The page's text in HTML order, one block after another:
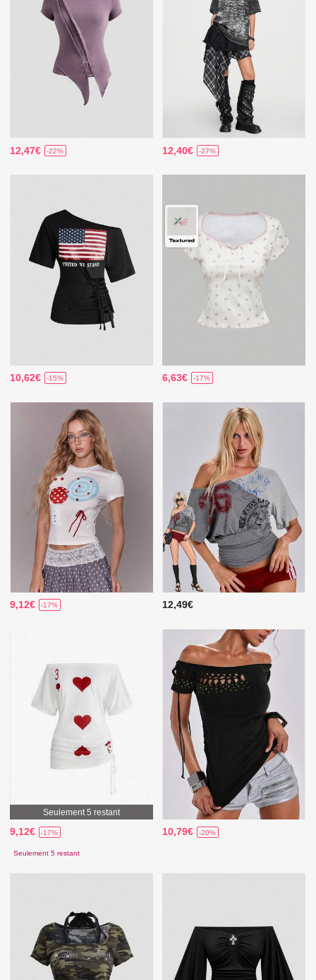
12,47€ -22% 12,40€ -27%
10,62€ -15% 6,63€ -17%
9,12€ -17% 12,49€
Seulement 5 restant
9,12€ -17%
Seulement 5 restant
10,79€ -20%